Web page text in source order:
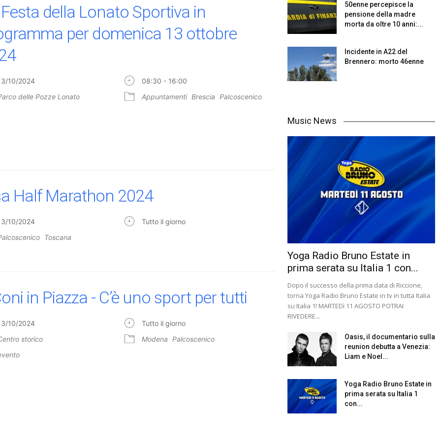
della Lonato Sportiva in
per domenica 13 ottobre
10/2024
08:30 - 16:00
delle Pozze Lonato
Appuntamenti Brescia Palcoscenico
Half Marathon 2024
10/2024
Tutto il giorno
Toscana
in Piazza - C’è uno sport per tutti
10/2024
Tutto il giorno
storico
Modena
Palcoscenico
50enne percepisce la
pensione della madre
morta da oltre 10 anni:...
Incidente in A22 del
Brennero: morto 46enne
Music News
Yoga Radio Bruno Estate in
prima serata su Italia 1 con...
Dopo il successo della prima data di Riccione,
torna Yoga Radio Bruno Estate in tv in tutta Italia
su Italia 1! MARTEDì 11 AGOSTO POTRAI
RIVEDERE...
Oasis, il documentario sulla
reunion debutta a Venezia:
Liam e Noel...
Yoga Radio Bruno Estate in
prima serata su Italia 1
con...